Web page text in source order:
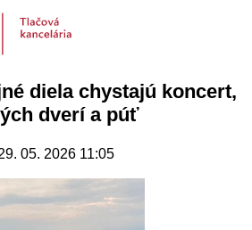
diela chystajú koncert,
dverí a púť
05. 2026 11:05